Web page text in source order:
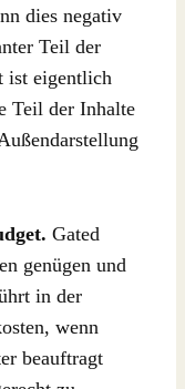
dies negativ
Teil der
ist eigentlich
Teil der Inhalte
Gated
genügen und
in der
wenn
beauftragt